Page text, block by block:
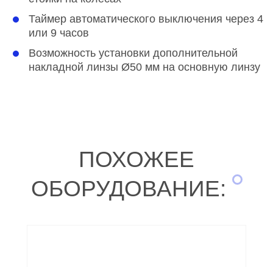
Таймер автоматического выключения через 4
или 9 часов
Возможность установки дополнительной
накладной линзы Ø50 мм на основную линзу
ПОХОЖЕЕ
ОБОРУДОВАНИЕ: